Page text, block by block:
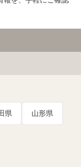
県 山形県